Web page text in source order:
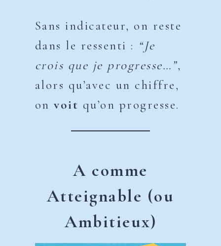
Sans indicateur, on reste
dans le ressenti : “Je
crois que je progresse…”,
alors qu’avec un chiffre,
onvoit qu’on progresse.
A comme
Atteignable (ou
Ambitieux)